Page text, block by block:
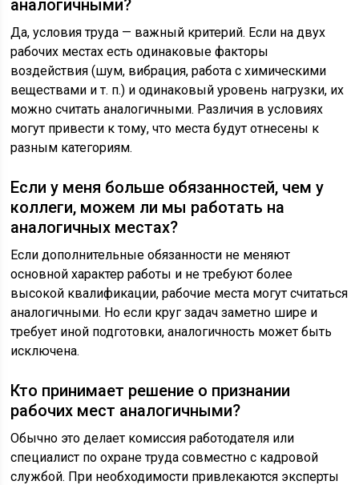
аналогичными?
Да, условия труда — важный критерий. Если на двух
рабочих местах есть одинаковые факторы
воздействия (шум, вибрация, работа с химическими
веществами и т. п.) и одинаковый уровень нагрузки, их
можно считать аналогичными. Различия в условиях
могут привести к тому, что места будут отнесены к
разным категориям.
Если у меня больше обязанностей, чем у
коллеги, можем ли мы работать на
аналогичных местах?
Если дополнительные обязанности не меняют
основной характер работы и не требуют более
высокой квалификации, рабочие места могут считаться
аналогичными. Но если круг задач заметно шире и
требует иной подготовки, аналогичность может быть
исключена.
Кто принимает решение о признании
рабочих мест аналогичными?
Обычно это делает комиссия работодателя или
специалист по охране труда совместно с кадровой
службой. При необходимости привлекаются эксперты